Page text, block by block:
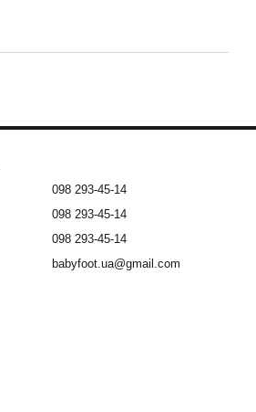
098 293-45-14
098 293-45-14
098 293-45-14
babyfoot.ua@gmail.com